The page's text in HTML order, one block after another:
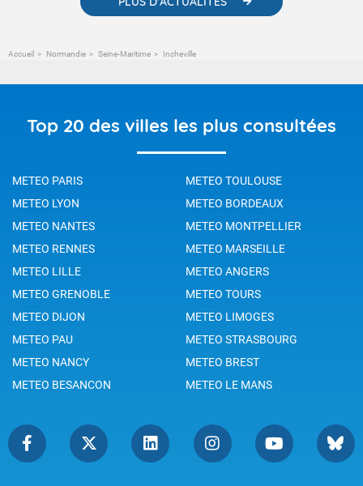
Accueil Normandie Seine-Maritime Incheville
Top 20 des villes les plus consultées
METEO PARIS
METEO TOULOUSE
METEO LYON
METEO BORDEAUX
METEO NANTES
METEO MONTPELLIER
METEO RENNES
METEO MARSEILLE
METEO LILLE
METEO ANGERS
METEO GRENOBLE
METEO TOURS
METEO DIJON
METEO LIMOGES
METEO PAU
METEO STRASBOURG
METEO NANCY
METEO BREST
METEO BESANCON
METEO LE MANS